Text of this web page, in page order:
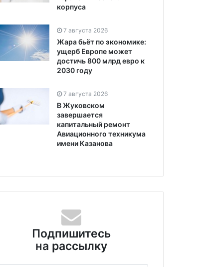
корпуса
7 августа 2026
Жара бьёт по экономике:
ущерб Европе может
достичь 800 млрд евро к
2030 году
7 августа 2026
В Жуковском
завершается
капитальный ремонт
Авиационного техникума
имени Казанова
Подпишитесь
на рассылку